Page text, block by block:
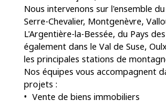
Nous intervenons sur l'ensemble
Serre-Chevalier, Montgenèvre,
L'Argentière-la-Bessée, du Pays
également dans le Val de Suse,
les principales stations de
Nos équipes vous accompagnent
projets :
Vente de biens immobiliers